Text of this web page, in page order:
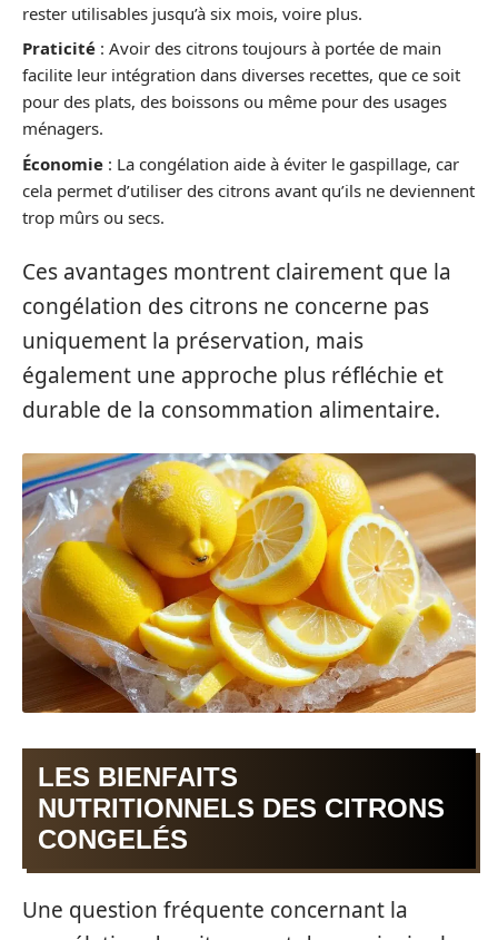
rester utilisables jusqu’à six mois, voire plus.
Praticité : Avoir des citrons toujours à portée de main
facilite leur intégration dans diverses recettes, que ce soit
pour des plats, des boissons ou même pour des usages
ménagers.
Économie : La congélation aide à éviter le gaspillage, car
cela permet d’utiliser des citrons avant qu’ils ne deviennent
trop mûrs ou secs.
Ces avantages montrent clairement que la
congélation des citrons ne concerne pas
uniquement la préservation, mais
également une approche plus réfléchie et
durable de la consommation alimentaire.
LES BIENFAITS
NUTRITIONNELS DES CITRONS
CONGELÉS
Une question fréquente concernant la